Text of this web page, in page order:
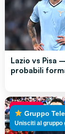
Lazio vs Pisa
probabili
NOTIZIE
Gruppo
Unisciti al gruppo